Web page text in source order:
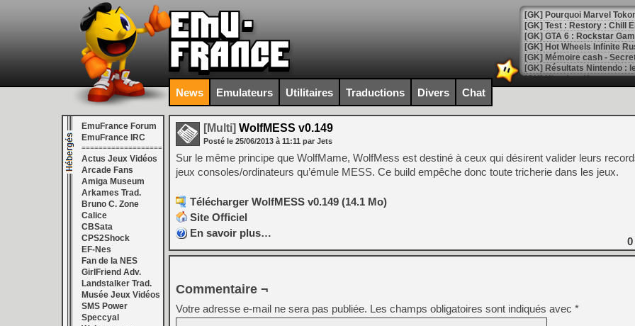
[GK] Pourquoi Marvel
[GK] Test : Restory : Chill
[GK] GTA 6 : Rockstar
[GK] Hot Wheels Infinite
[GK] Mémoire cash -
[GK] Résultats Nintendo :
[GK] Déjà des
[Mo5] Brickboy cherche à
[GK] Minecraft et ses «
[GK] Beast of
[GK] Ubisoft : fin de partie
[GK] Mémoire cash -
[GK] Dan Houser (GTA)
[GK] Comment EA Sports
[GK] Crimson Moon : un
[GK] Isle of Reveries : le
[GK] Moonlighter 2 : The
[GK] Capcom relance
[Mo5] Deux inédits du
[GK] Le beat'em up The
[GK] Endless Legend 2 :
News Emulateurs Utilitaires Traductions Divers Chat
EmuFrance Forum
EmuFrance IRC
===================
Actus Jeux Vidéos
Arcade Fans
Amiga Museum
Arkames Trad.
Bruno C. Zone
Calice
CBSata
CPS2Shock
EF-Nes
Fan de la NES
GirlFriend Adv.
Landstalker Trad.
Musée Jeux Vidéos
SMS Power
Speccyal
[Multi] WolfMESS v0.149
Posté le 25/06/2013 à 11:11 par Jets
Sur le même principe que WolfMame, WolfMess est destiné à ceux qui désirent valider leurs
jeux consoles/ordinateurs qu’émule MESS. Ce build empêche donc toute tricherie dans les jeux.
Télécharger WolfMESS v0.149 (14.1 Mo)
Site Officiel
En savoir plus…
0
Commentaire ¬
Votre adresse e-mail ne sera pas publiée. Les champs obligatoires sont indiqués avec *